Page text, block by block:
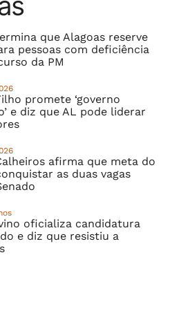
que Alagoas reserve
pessoas com deficiência
da PM
promete ‘governo
e diz que AL pode liderar
afirma que meta do
as duas vagas
oficializa candidatura
e diz que resistiu a